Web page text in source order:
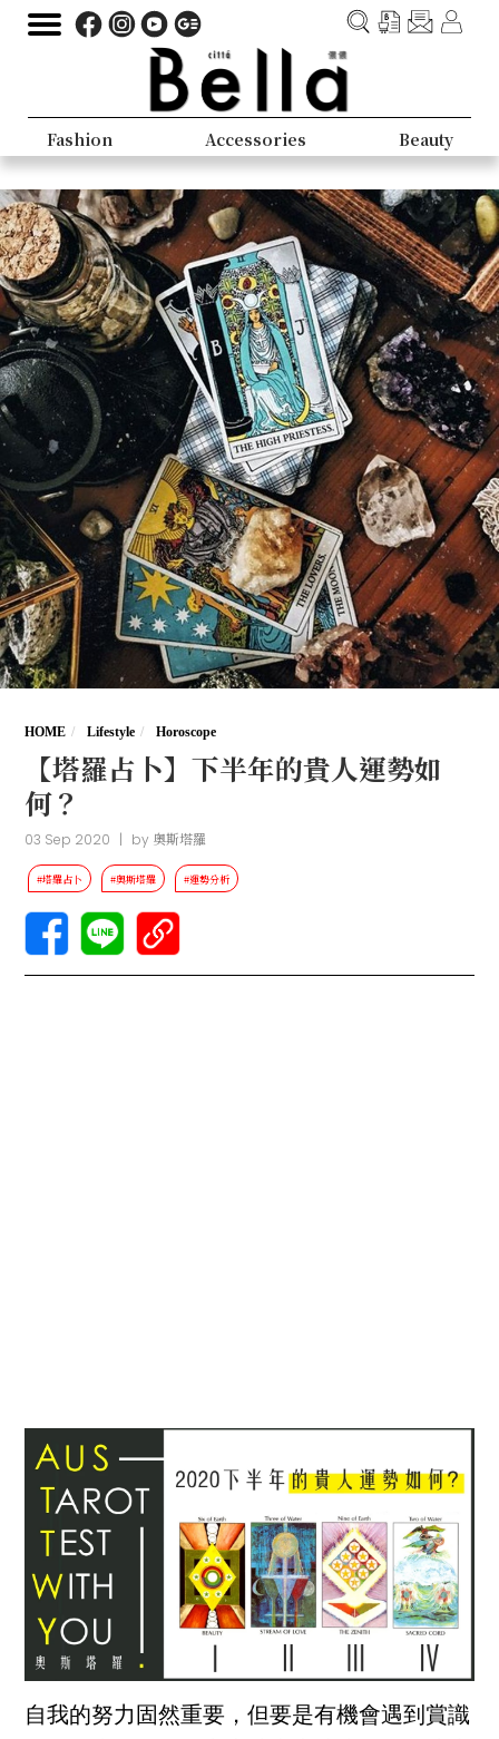
Fashion Accessories Beauty
HOME Lifestyle Horoscope
【塔羅占卜】下半年的貴人運勢如
何？
03 Sep 2020 | by 奧斯塔羅
#塔羅占卜 #奧斯塔羅 #運勢分析
自我的努力固然重要，但要是有機會遇到賞識